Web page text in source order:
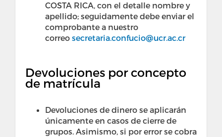
COSTA RICA, con el detalle nombre y
apellido; seguidamente debe enviar el
comprobante a nuestro
correo secretaria.confucio@ucr.ac.cr
Devoluciones por concepto
de matrícula
Devoluciones de dinero se aplicarán
únicamente en casos de cierre de
grupos. Asimismo, si por error se cobra